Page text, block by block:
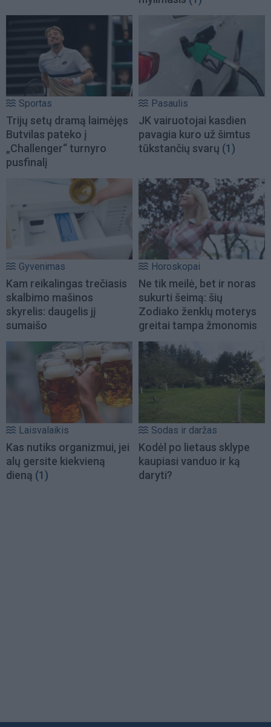
Sportas
Trijų setų dramą laimėjęs
Butvilas pateko į
„Challenger“ turnyro
pusfinalį
Pasaulis
JK vairuotojai kasdien
pavagia kuro už šimtus
tūkstančių svarų (1)
Gyvenimas
Kam reikalingas trečiasis
skalbimo mašinos
skyrelis: daugelis jį
sumaišo
Horoskopai
Ne tik meilė, bet ir noras
sukurti šeimą: šių
Zodiako ženklų moterys
greitai tampa žmonomis
Laisvalaikis
Kas nutiks organizmui, jei
alų gersite kiekvieną
dieną (1)
Sodas ir daržas
Kodėl po lietaus sklype
kaupiasi vanduo ir ką
daryti?